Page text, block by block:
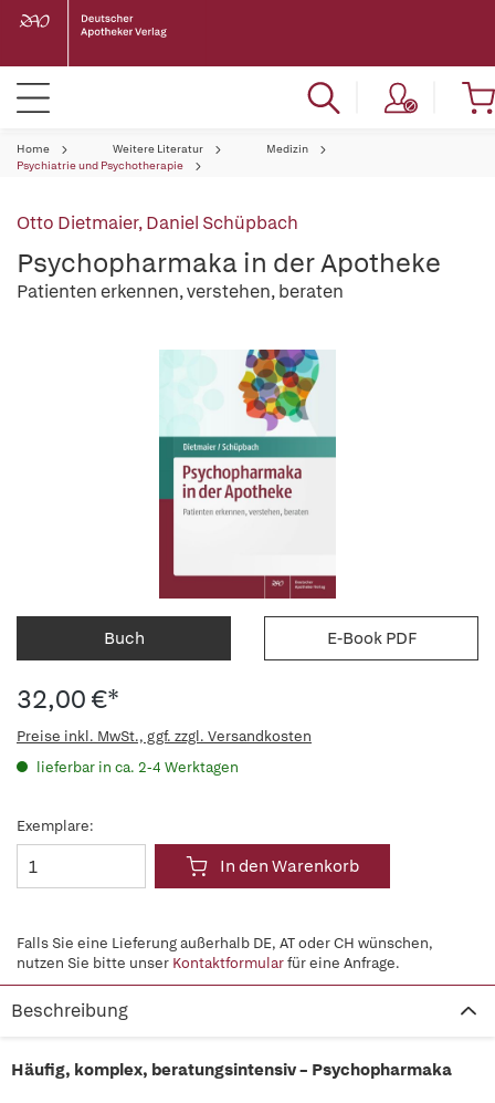
Home Weitere Literatur
Medizin
Psychiatrie und Psychotherapie
Otto Dietmaier,Daniel Schüpbach
Psychopharmaka in der Apotheke
Patienten erkennen, verstehen, beraten
Buch E-Book PDF
32,00 €*
Preise inkl. MwSt., ggf. zzgl. Versandkosten
lieferbar in ca. 2-4 Werktagen
Exemplare:
In den Warenkorb
Falls Sie eine Lieferung außerhalb DE, AT oder CH wünschen,
nutzen Sie bitte unser Kontaktformularfür eine Anfrage.
Beschreibung
Häufig, komplex, beratungsintensiv – Psychopharmaka